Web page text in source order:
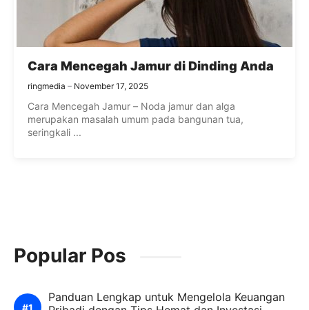
Cara Mencegah Jamur di Dinding Anda
ringmedia November 17, 2025
Cara Mencegah Jamur – Noda jamur dan alga
merupakan masalah umum pada bangunan tua,
seringkali ...
Popular Pos
Panduan Lengkap untuk Mengelola Keuangan